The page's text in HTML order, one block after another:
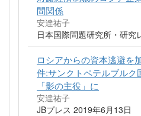
間関係
安達祐子
日本国際問題研究所・研究
ロシアからの資本逃避を
件:サンクトペテルブル
「影の主役」に
安達祐子
JBプレス 2019年6月13日